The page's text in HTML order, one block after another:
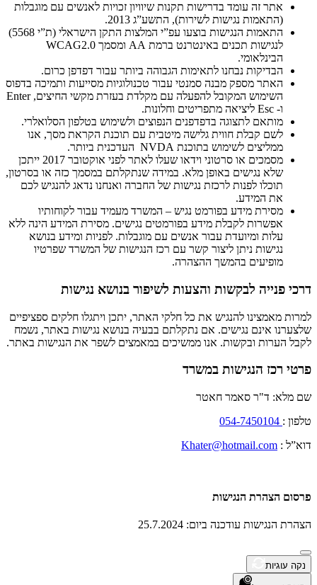
אתר זה עומד בדרישות תקנות שיוויון זכויות לאנשים עם מוגבלות
(התאמות נגישות לשירות), התשע”ג 2013.
התאמות הנגישות בוצעו עפ”י המלצות התקן הישראלי (ת”י 5568)
לנגישות תכנים באינטרנט ברמת AA ומסמך WCAG2.0
הבינלאומי.
הבדיקות נבחנו לתאימות הגבוהה ביותר עבור דפדפן כרום.
האתר מספק מבנה סמנטי עבור טכנולוגיות מסייעות ותמיכה בדפוס
השימוש המקובל להפעלה עם מקלדת בעזרת מקשי החיצים, Enter
ו- Esc ליציאה מתפריטים וחלונות.
מותאם לתצוגה בדפדפנים הנפוצים ולשימוש בטלפון הסלואלרי.
לשם קבלת חווית גלישה מיטבית עם תוכנת הקראת מסך, אנו
ממליצים לשימוש בתוכנת NVDA העדכנית ביותר.
מסמכים או סרטוני וידאו שעלו לאתר לפני אוקטובר 2017 ייתכן
שלא נגישים באופן מלא. במידה שנתקלתם במסמך כזה או בסרטון,
תוכלו לפנות לרכזת נגישות של החברה ואנחנו נדאג להנגיש לכם
את המידע.
מסירת מידע בפורמט נגיש – המשרד מעמיד עבור לקוחותיו
אפשרות לקבלת מידע בפורמטים נגישים. מסירת המידע הינה ללא
עלות ומיועדת עבור אנשים עם מוגבלות. לפניות ומידע בנושא
נגישות ניתן ליצור קשר עם רכז הנגישות של המשרד שפרטיו
מופיעים בהמשך ההצהרה.
דרכי פנייה לבקשות והצעות לשיפור בנושא נגישות
למרות מאמצינו להנגיש את כל חלקי האתר, יתכן ויתגלו חלקים ספציפיים
שלצערנו אינם נגישים. אם נתקלתם בבעיה בנושא נגישות באתר, נשמח
לקבל הערות ובקשות. אנו ממשיכים במאמצים לשפר את הנגישות באתר.
פרטי רכז הנגישות במשרד
שם מלא: ד"ר סאמר חאטר
טלפון :
דוא”ל : Khater@hotmail.com
פרסום הצהרת הנגישות
הצהרת הנגישות עודכנה ביום: 25.7.2024
נקה עוגיות